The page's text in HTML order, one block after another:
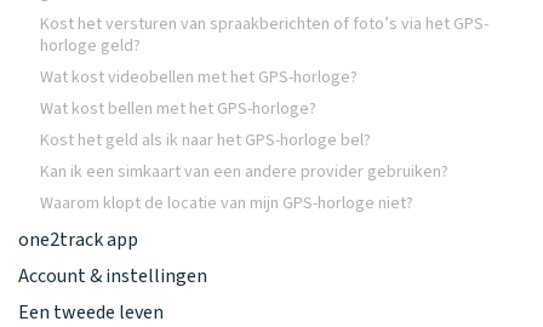
Kost het versturen van spraakberichten of foto’s via het GPS-
horloge geld?
Wat kost videobellen met het GPS-horloge?
Wat kost bellen met het GPS-horloge?
Kost het geld als ik naar het GPS-horloge bel?
Kan ik een simkaart van een andere provider gebruiken?
Waarom klopt de locatie van mijn GPS-horloge niet?
one2track app
Account & instellingen
Een tweede leven